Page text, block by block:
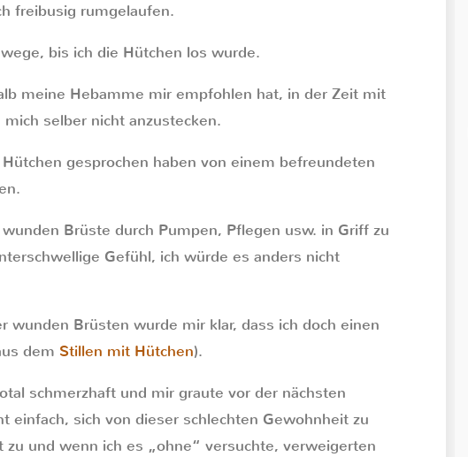
freibusig rumgelaufen.
bis ich die Hütchen los wurde.
meine Hebamme mir empfohlen hat, in der Zeit mit
selber nicht anzustecken.
gesprochen haben von einem befreundeten
Brüste durch Pumpen, Pflegen usw. in Griff zu
Gefühl, ich würde es anders nicht
wunden Brüsten wurde mir klar, dass ich doch einen
dem Stillen mit Hütchen).
schmerzhaft und mir graute vor der nächsten
einfach, sich von dieser schlechten Gewohnheit zu
und wenn ich es „ohne“ versuchte, verweigerten
Milchstau und Milchbläschen:
Was steckt dahinter, was hilft